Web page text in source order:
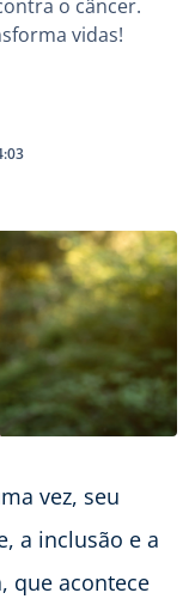
o câncer.
vidas!
vez, seu
a inclusão e a
que acontece